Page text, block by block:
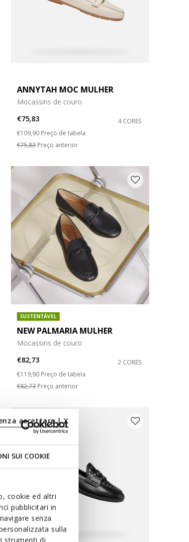
SUI COOKIE
cookie ed altri
pubblicitari in
senza
sulla
strumenti di
accettare | X
ANNYTAH MOC MULHER
Mocassins de couro
€75,83
4 CORES
Price reduced from
€109,90 to
Preço de tabela
€75,83Preço anterior
SUSTENTÁVEL
NEW PALMARIA MULHER
Mocassins de couro
€82,73
2 CORES
Price reduced from
€119,90 to
Preço de tabela
€82,73Preço anterior